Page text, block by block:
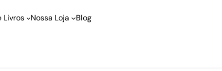
Livros Nossa Loja Blog